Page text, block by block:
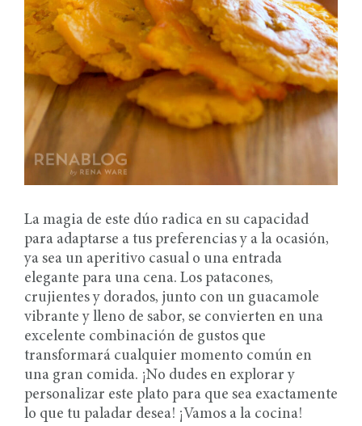
La magia de este dúo radica en su capacidad
para adaptarse a tus preferencias y a la ocasión,
ya sea un aperitivo casual o una entrada
elegante para una cena. Los patacones,
crujientes y dorados, junto con un guacamole
vibrante y lleno de sabor, se convierten en una
excelente combinación de gustos que
transformará cualquier momento común en
una gran comida. ¡No dudes en explorar y
personalizar este plato para que sea exactamente
lo que tu paladar desea! ¡Vamos a la cocina!